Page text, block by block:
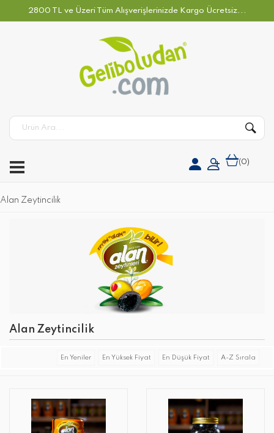
2800 TL ve Üzeri Tüm Alışverişlerinizde Kargo Ücretsiz...
(0)
Alan Zeytincilik
Alan Zeytincilik
En Yeniler En Yüksek Fiyat En Düşük Fiyat A-Z Sırala